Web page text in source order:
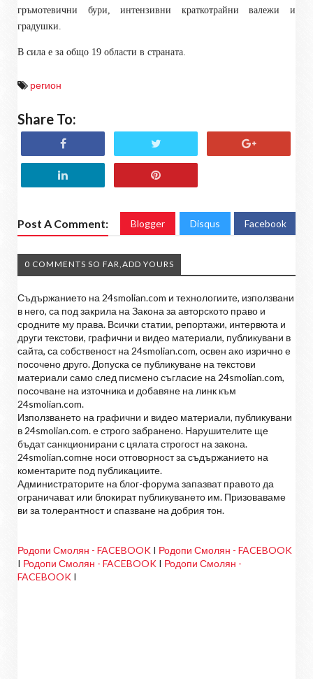
гръмотевични бури, интензивни краткотрайни валежи и
градушки.
В сила е за общо 19 области в страната.
регион
Share To:
Post A Comment: Blogger Disqus Facebook
0 COMMENTS SO FAR,ADD YOURS
Съдържанието на 24smolian.com и технологиите, използвани
в него, са под закрила на Закона за авторското право и
сродните му права. Всички статии, репортажи, интервюта и
други текстови, графични и видео материали, публикувани в
сайта, са собственост на 24smolian.com, освен ако изрично е
посочено друго. Допуска се публикуване на текстови
материали само след писмено съгласие на 24smolian.com,
посочване на източника и добавяне на линк към
24smolian.com.
Използването на графични и видео материали, публикувани
в 24smolian.com. е строго забранено. Нарушителите ще
бъдат санкционирани с цялата строгост на закона.
24smolian.comне носи отговорност за съдържанието на
коментарите под публикациите.
Администраторите на блог-форума запазват правото да
ограничават или блокират публикуването им. Призоваваме
ви за толерантност и спазване на добрия тон.
Родопи Смолян - FACEBOOK I Родопи Смолян - FACEBOOK
I Родопи Смолян - FACEBOOK I Родопи Смолян -
FACEBOOK I